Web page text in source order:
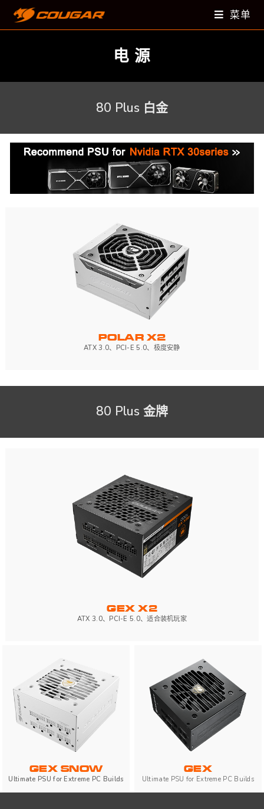
菜单
电 源
80 Plus 白金
POLAR X2
ATX 3.0、PCI-E 5.0、极度安静
80 Plus 金牌
GEX X2
ATX 3.0、PCI-E 5.0、适合装机玩家
GEX SNOW
Ultimate PSU for Extreme PC Builds
GEX
Ultimate PSU for Extreme PC Builds